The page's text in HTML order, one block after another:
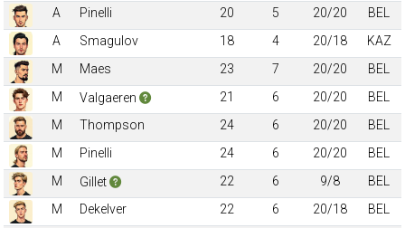
A
Pinelli 20 5 20/20
BEL
A
Smagulov 18 4 20/18
KAZ
M
Maes 23 7 20/20
BEL
M
Valgaeren 21 6 20/20
BEL
M
Thompson 24 6 20/20
BEL
M
Pinelli 24 6 20/20
BEL
M
Gillet 22 6 9/8
BEL
M
Dekelver 22 6 20/18
BEL